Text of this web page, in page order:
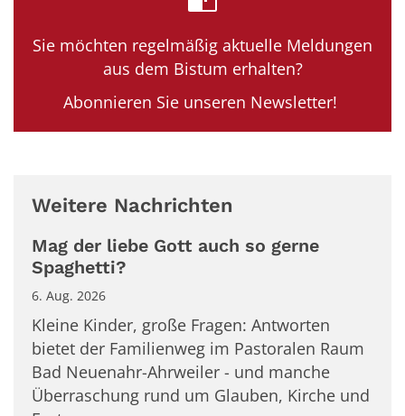
Sie möchten regelmäßig aktuelle Meldungen
aus dem Bistum erhalten?
Abonnieren Sie unseren Newsletter!
Weitere Nachrichten
Mag der liebe Gott auch so gerne
Spaghetti?
6. Aug. 2026
Kleine Kinder, große Fragen: Antworten
bietet der Familienweg im Pastoralen Raum
Bad Neuenahr-Ahrweiler - und manche
Überraschung rund um Glauben, Kirche und